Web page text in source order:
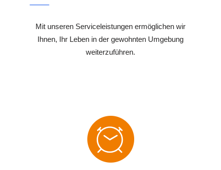
Mit unseren Serviceleistungen ermöglichen wir
Ihnen, Ihr Leben in der gewohnten Umgebung
weiterzuführen.